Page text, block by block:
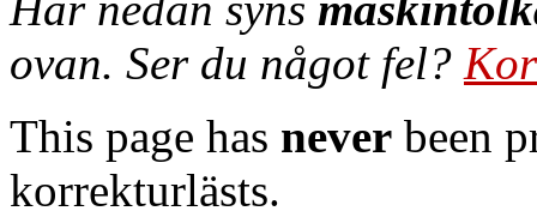
ovan. Ser du något fel?
This page has never been
korrekturlästs.